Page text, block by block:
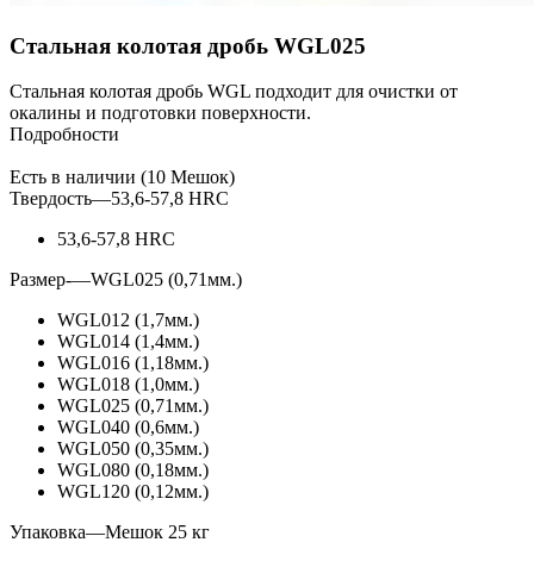
Стальная колотая дробь WGL025
Стальная колотая дробь WGL подходит для очистки от
окалины и подготовки поверхности.
Подробности
Есть в наличии (10 Мешок)
Твердость—53,6-57,8 HRC
53,6-57,8 HRC
Размер-—WGL025 (0,71мм.)
WGL012 (1,7мм.)
WGL014 (1,4мм.)
WGL016 (1,18мм.)
WGL018 (1,0мм.)
WGL025 (0,71мм.)
WGL040 (0,6мм.)
WGL050 (0,35мм.)
WGL080 (0,18мм.)
WGL120 (0,12мм.)
Упаковка—Мешок 25 кг